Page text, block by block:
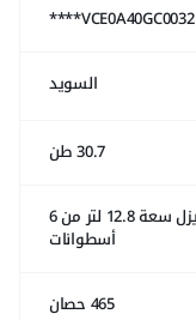
VCE0A40GC0032****
السويد
30.7 طن
محرك فولفو D13F ديزل سعة 12.8 لتر من 6
أسطوانات
465 حصان